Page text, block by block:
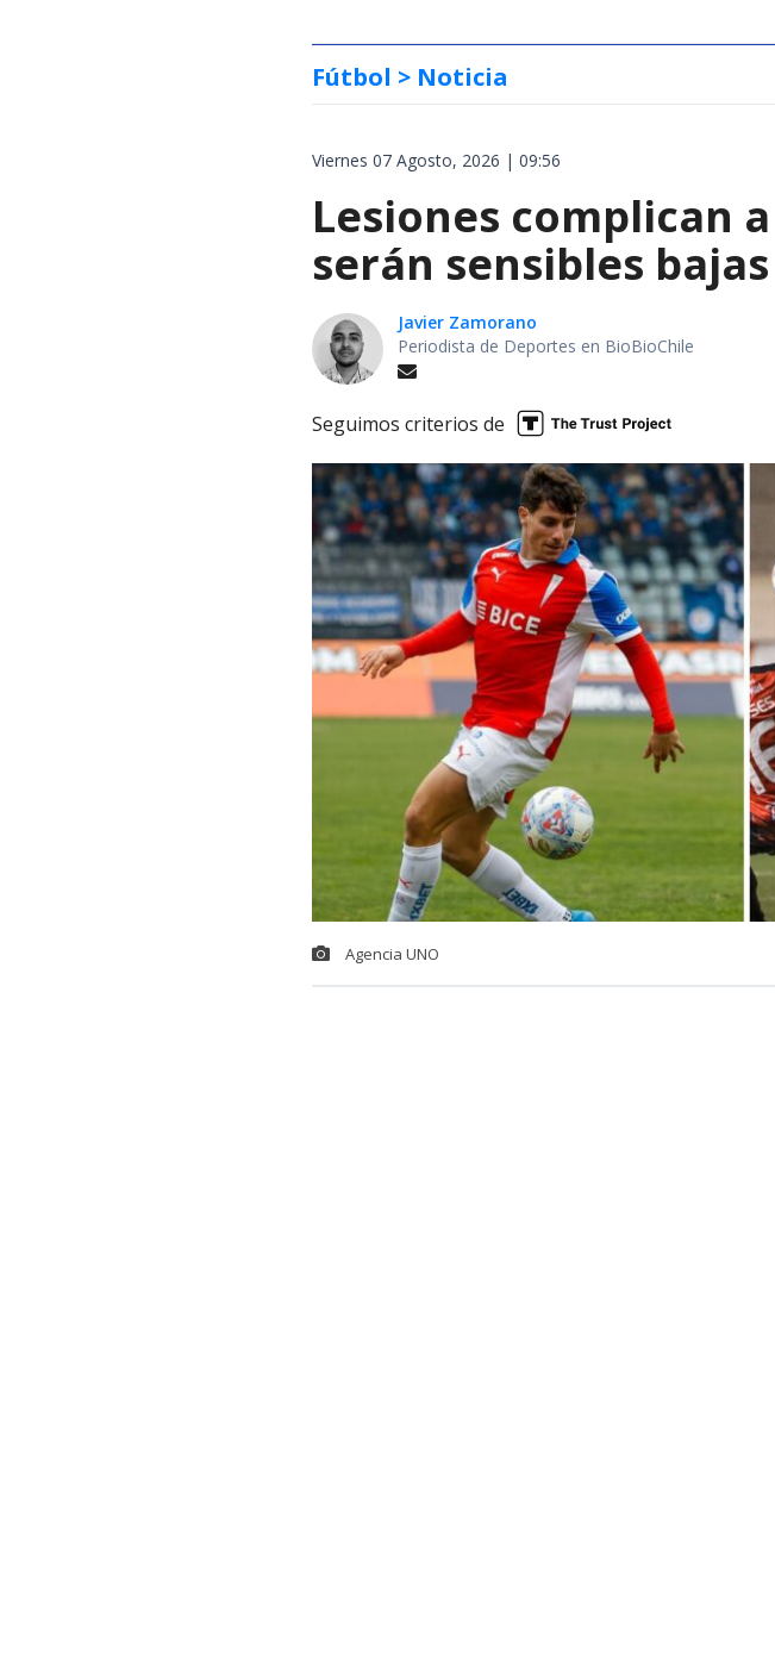
Fútbol > Noticia
Viernes 07 Agosto, 2026 | 09:56
Lesiones complican
serán sensibles
Javier Zamorano
Periodista de Deportes en BioBioChile
Seguimos criterios de
Agencia UNO